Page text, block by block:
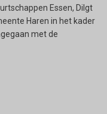
Essen, Dilgt
Haren in het kader
met de